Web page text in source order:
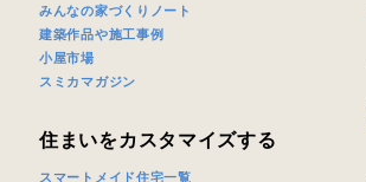
みんなの家づくりノート
建築作品や施工事例
小屋市場
スミカマガジン
住まいをカスタマイズする
スマートメイド住宅一覧